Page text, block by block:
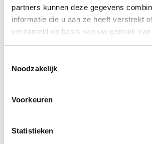
partners kunnen deze gegevens
informatie die u aan ze heeft verstrekt
verzameld op basis van uw gebruik
Noodzakelijk
Voorkeuren
Statistieken
Bering